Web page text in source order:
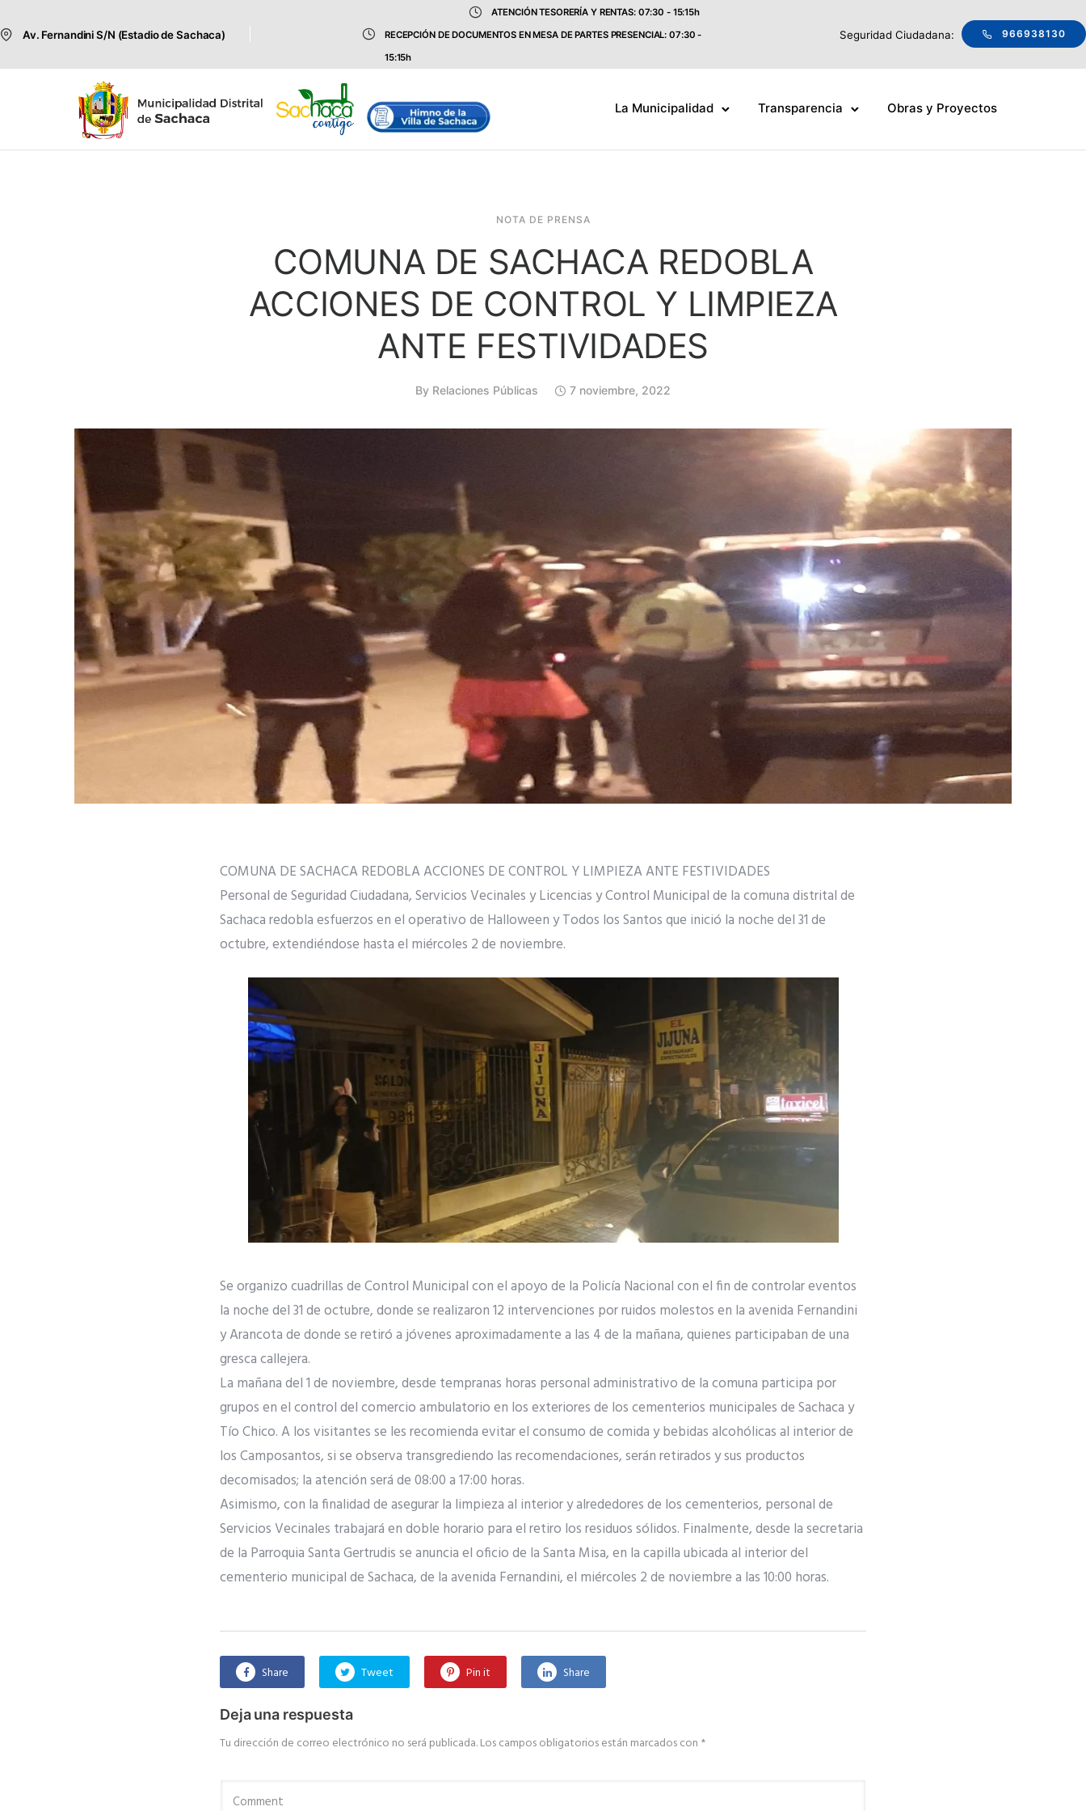
Av. Fernandini S/N (Estadio de Sachaca)
ATENCIÓN TESORERÍA Y RENTAS: 07:30 - 15:15h
RECEPCIÓN DE DOCUMENTOS EN MESA DE PARTES PRESENCIAL: 07:30 -
15:15h
Seguridad Ciudadana: 966938130
La Municipalidad Transparencia Obras y Proyectos
NOTA DE PRENSA
COMUNA DE SACHACA REDOBLA
ACCIONES DE CONTROL Y LIMPIEZA
ANTE FESTIVIDADES
By Relaciones Públicas 7 noviembre, 2022
COMUNA DE SACHACA REDOBLA ACCIONES DE CONTROL Y LIMPIEZA ANTE FESTIVIDADES
Personal de Seguridad Ciudadana, Servicios Vecinales y Licencias y Control Municipal de la comuna distrital de
Sachaca redobla esfuerzos en el operativo de Halloween y Todos los Santos que inició la noche del 31 de
octubre, extendiéndose hasta el miércoles 2 de noviembre.
Se organizo cuadrillas de Control Municipal con el apoyo de la Policía Nacional con el fin de controlar eventos
la noche del 31 de octubre, donde se realizaron 12 intervenciones por ruidos molestos en la avenida Fernandini
y Arancota de donde se retiró a jóvenes aproximadamente a las 4 de la mañana, quienes participaban de una
gresca callejera.
La mañana del 1 de noviembre, desde tempranas horas personal administrativo de la comuna participa por
grupos en el control del comercio ambulatorio en los exteriores de los cementerios municipales de Sachaca y
Tío Chico. A los visitantes se les recomienda evitar el consumo de comida y bebidas alcohólicas al interior de
los Camposantos, si se observa transgrediendo las recomendaciones, serán retirados y sus productos
decomisados; la atención será de 08:00 a 17:00 horas.
Asimismo, con la finalidad de asegurar la limpieza al interior y alrededores de los cementerios, personal de
Servicios Vecinales trabajará en doble horario para el retiro los residuos sólidos. Finalmente, desde la secretaria
de la Parroquia Santa Gertrudis se anuncia el oficio de la Santa Misa, en la capilla ubicada al interior del
cementerio municipal de Sachaca, de la avenida Fernandini, el miércoles 2 de noviembre a las 10:00 horas.
Share Tweet Pin it Share
Deja una respuesta
Tu dirección de correo electrónico no será publicada.Los campos obligatorios están marcados con *